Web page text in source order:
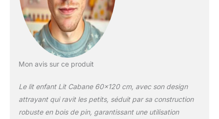
dans lequel l'imagination
de votre enfant peut
s'épanouir Ne vous
inquiétez pas : la faible
grille laisse beaucoup
d'espace pour entrer et
sortir facilement du lit
Mon avis sur ce produit
Le lit enfant Lit Cabane 60×120 cm, avec son design
attrayant qui ravit les petits, séduit par sa construction
robuste en bois de pin, garantissant une utilisation